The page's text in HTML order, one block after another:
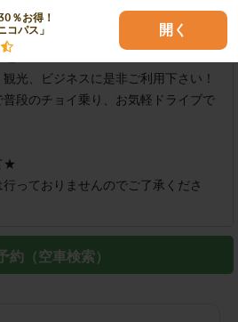
％お得！
コパス」
開く
」より、それぞれ徒歩10分！両駅利
地！★
光、ビジネスに是非ご利用下さい！
段のチョイ乗り、お気軽ドライブで
★
っておりませんのでご了承くださ
約（空車検索）